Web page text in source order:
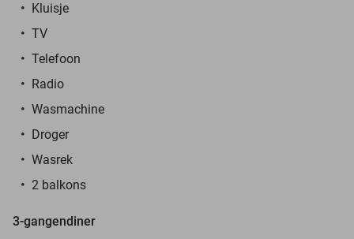
Kluisje
TV
Telefoon
Radio
Wasmachine
Droger
Wasrek
2 balkons
3-gangendiner